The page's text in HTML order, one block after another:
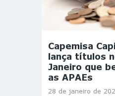
Capemisa
lança títulos
Janeiro que
as APAEs
28 de janeiro de